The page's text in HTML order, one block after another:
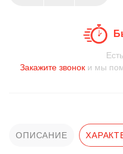
Закажите звоноки мы
ОПИСАНИЕ